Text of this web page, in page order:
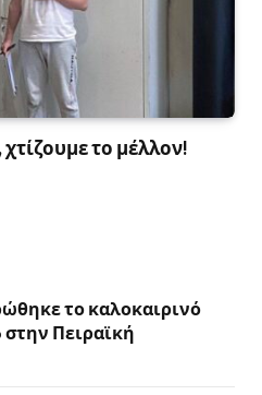
το μέλλον!
το καλοκαιρινό
στην Πειραϊκή